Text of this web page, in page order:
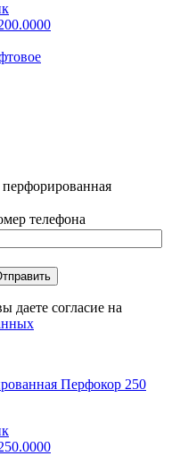
телефона
даете согласие на
Перфокор 250